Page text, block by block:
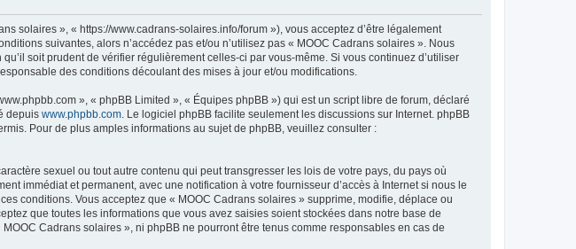
solaires », « https://www.cadrans-solaires.info/forum »), vous acceptez d’être légalement
suivantes, alors n’accédez pas et/ou n’utilisez pas « MOOC Cadrans solaires ». Nous
soit prudent de vérifier régulièrement celles-ci par vous-même. Si vous continuez d’utiliser
des conditions découlant des mises à jour et/ou modifications.
», « phpBB Limited », « Équipes phpBB ») qui est un script libre de forum, déclaré
depuis www.phpbb.com. Le logiciel phpBB facilite seulement les discussions sur Internet. phpBB
Pour de plus amples informations au sujet de phpBB, veuillez consulter :
sexuel ou tout autre contenu qui peut transgresser les lois de votre pays, du pays où
immédiat et permanent, avec une notification à votre fournisseur d’accès à Internet si nous le
conditions. Vous acceptez que « MOOC Cadrans solaires » supprime, modifie, déplace ou
que toutes les informations que vous avez saisies soient stockées dans notre base de
Cadrans solaires », ni phpBB ne pourront être tenus comme responsables en cas de